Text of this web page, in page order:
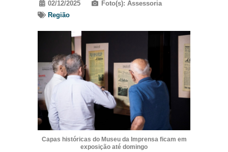
02/12/2025
Foto(s): Assessoria
Região
Capas históricas do Museu da Imprensa ficam em
exposição até domingo